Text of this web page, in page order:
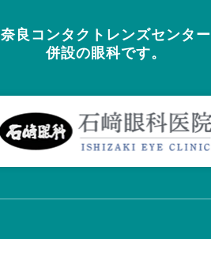
奈良コンタクトレンズセンター
併設の眼科です。